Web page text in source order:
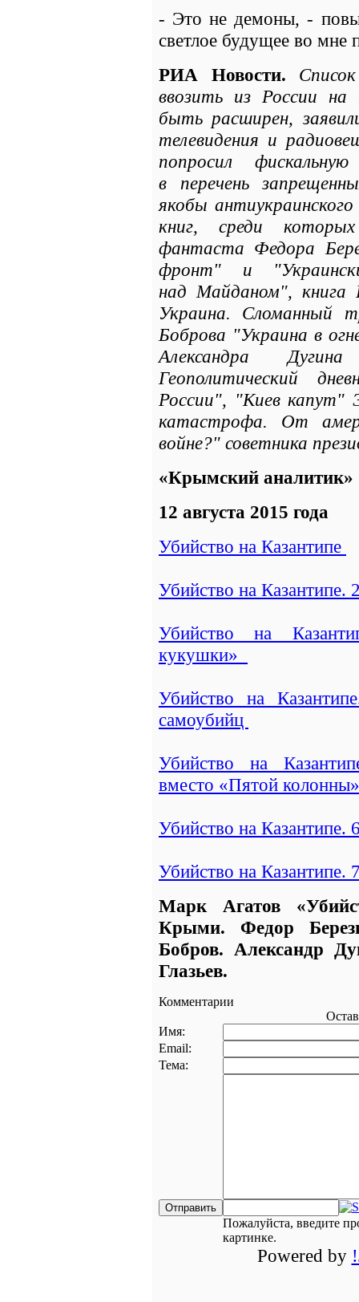
- Это не демоны, -
светлое будущее во мне
РИА Новости.
ввозить из России
быть расширен,
телевидения и
попросил
в перечень
якобы
книг, среди
фантаста Федора
фронт" и
над Майданом", книга
Украина. Сломанный
Боброва "Украина в
Александра
Геополитический
России", "Киев капут"
катастрофа. От
войне?" советника
«Крымский аналитик»
12 августа 2015 года
Убийство на Казантипе
Убийство на Казантипе.
Убийство на
кукушки»
Убийство на
самоубийц
Убийство на
вместо «Пятой
Убийство на Казантипе.
Убийство на Казантипе.
Марк Агатов
Крыми. Федор
Бобров. Александр
Глазьев.
Комментарии
Имя:
Email:
Тема:
Пожалуйста, введите
картинке.
Powered by